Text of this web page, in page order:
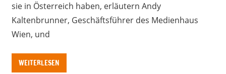
sie in Österreich haben, erläutern Andy
Kaltenbrunner, Geschäftsführer des Medienhaus
Wien, und
WEITERLESEN